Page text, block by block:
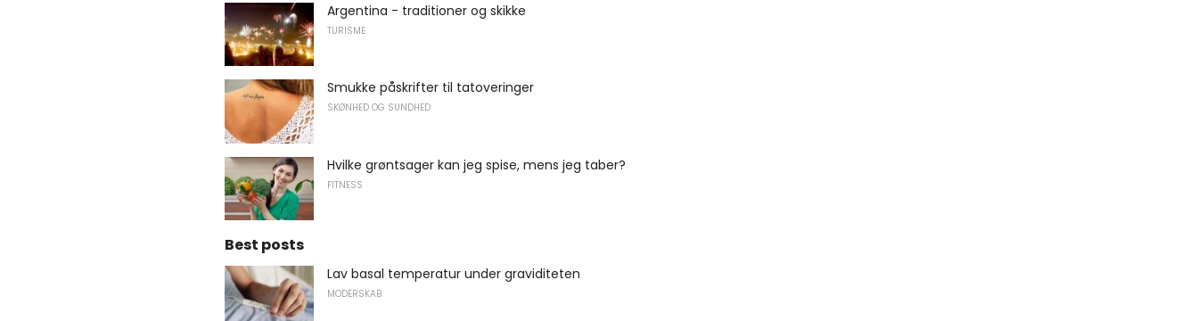
Argentina - traditioner og skikke
TURISME
Smukke påskrifter til tatoveringer
SKØNHED OG SUNDHED
Hvilke grøntsager kan jeg spise, mens jeg taber?
FITNESS
Best posts
Lav basal temperatur under graviditeten
MODERSKAB